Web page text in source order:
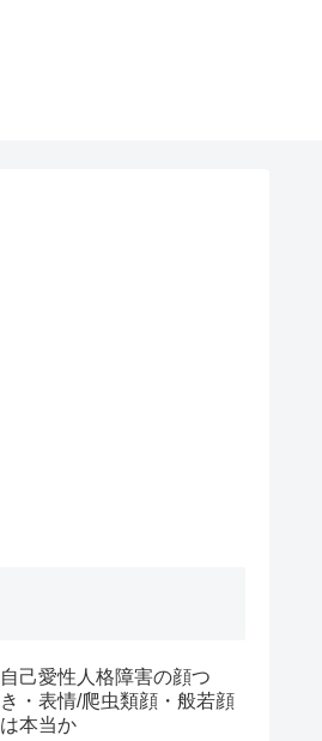
自己愛性人格障害の顔つ
き・表情/爬虫類顔・般若顔
は本当か